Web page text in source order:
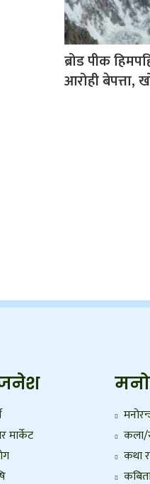
ब्रोड पीक
आरोही बेपत्ता,
मार्केट
कला/
कथा